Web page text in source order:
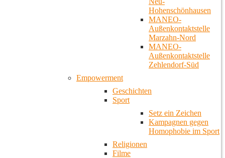
Hohenschönhausen
MANEO-
Außenkontaktstelle
Marzahn-Nord
MANEO-
Außenkontaktstelle
Zehlendorf-Süd
Empowerment
Geschichten
Sport
Setz ein Zeichen
Kampagnen gegen
Homophobie im Sport
Religionen
Filme